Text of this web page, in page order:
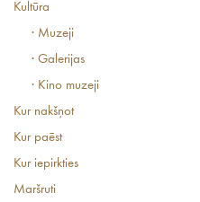
Kultūra
· Muzeji
· Galerijas
· Kino muzeji
Kur nakšņot
Kur paēst
Kur iepirkties
Maršruti